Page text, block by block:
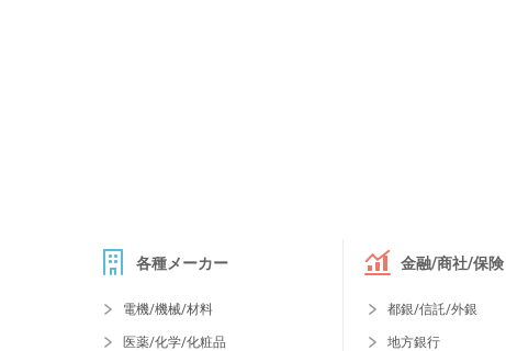
各種メーカー
電機/機械/材料
医薬/化学/化粧品
金融/商社/保険
都銀/信託/外銀
地方銀行